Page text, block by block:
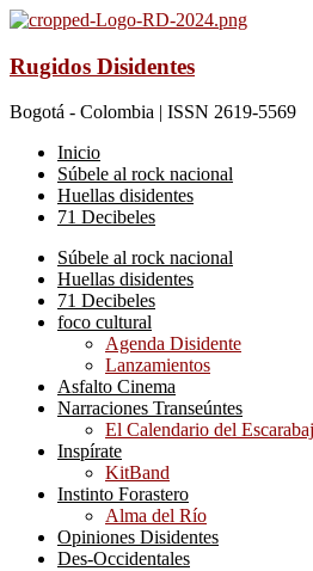
Rugidos Disidentes
Bogotá - Colombia | ISSN 2619-5569
Inicio
Súbele al rock nacional
Huellas disidentes
71 Decibeles
Súbele al rock nacional
Huellas disidentes
71 Decibeles
foco cultural
Agenda Disidente
Lanzamientos
Asfalto Cinema
Narraciones Transeúntes
El Calendario del
Inspírate
KitBand
Instinto Forastero
Alma del Río
Opiniones Disidentes
Des-Occidentales